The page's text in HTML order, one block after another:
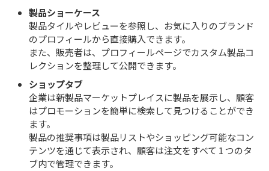
製品ショーケース
製品タイルやレビューを参照し、お気に入りのブランド
のプロフィールから直接購入できます。
また、販売者は、プロフィールページでカスタム製品コ
レクションを整理して公開できます。
ショップタブ
企業は新製品マーケットプレイスに製品を展示し、顧客
はプロモーションを簡単に検索して見つけることができ
ます。
製品の推奨事項は製品リストやショッピング可能なコン
テンツを通じて表示され、顧客は注文をすべて 1 つのタ
ブ内で管理できます。